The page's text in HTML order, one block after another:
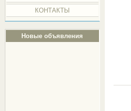
КОНТАКТЫ
Новые объявления